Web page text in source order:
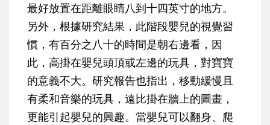
最好放置在距離眼睛八到十四英寸的地方。
另外，根據研究結果，此階段嬰兒的視覺習
慣，有百分之八十的時間是朝右邊看，因
此，高掛在嬰兒頭頂或左邊的玩具，對寶寶
的意義不大。研究報告也指出，移動緩慢且
有柔和音樂的玩具，遠比掛在牆上的圖畫，
更能引起嬰兒的興趣。當嬰兒可以翻身、爬